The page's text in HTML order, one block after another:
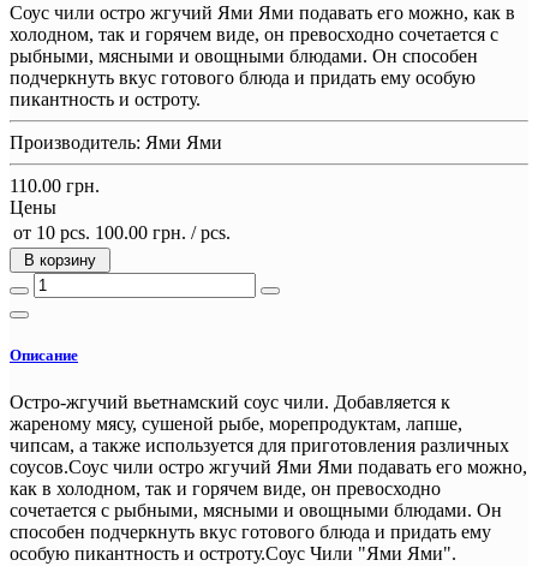
Соус чили остро жгучий Ями Ями подавать его можно, как в
холодном, так и горячем виде, он превосходно сочетается с
рыбными, мясными и овощными блюдами. Он способен
подчеркнуть вкус готового блюда и придать ему особую
пикантность и остроту.
Производитель: Ями Ями
110.00 грн.
Цены
от 10 pcs. 100.00 грн. / pcs.
В корзину
Описание
Остро-жгучий вьетнамский соус чили. Добавляется к
жареному мясу, сушеной рыбе, морепродуктам, лапше,
чипсам, а также используется для приготовления различных
соусов.Соус чили остро жгучий Ями Ями подавать его можно,
как в холодном, так и горячем виде, он превосходно
сочетается с рыбными, мясными и овощными блюдами. Он
способен подчеркнуть вкус готового блюда и придать ему
особую пикантность и остроту.Соус Чили "Ями Ями".